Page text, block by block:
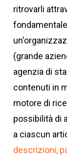
ritrovarli
(grande
agenzia di
contenuti in
motore di
possibilità di
a ciascun
descrizioni,